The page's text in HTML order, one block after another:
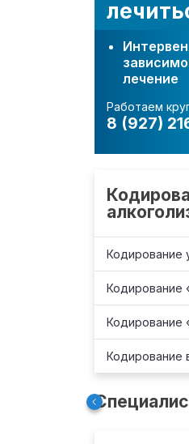
лечение
Работаем
8 (927)
Кодирование
Кодирование
Кодирование
Кодирование